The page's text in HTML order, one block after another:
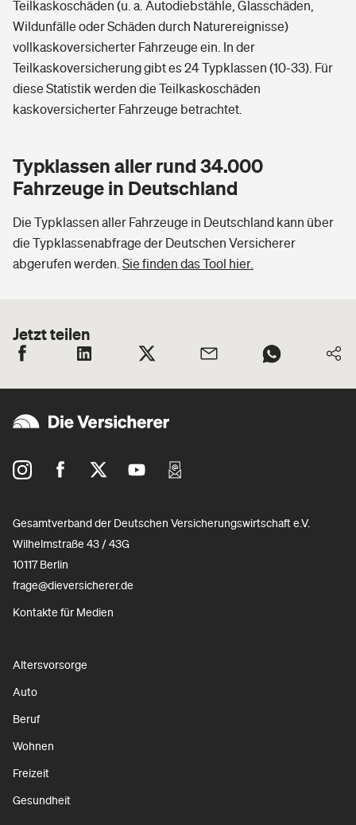
Teilkaskoschäden (u. a. Autodiebstähle, Glasschäden,
Wildunfälle oder Schäden durch Naturereignisse)
vollkaskoversicherter Fahrzeuge ein. In der
Teilkaskoversicherung gibt es 24 Typklassen (10-33). Für
diese Statistik werden die Teilkaskoschäden
kaskoversicherter Fahrzeuge betrachtet.
Typklassen aller rund 34.000
Fahrzeuge in Deutschland
Die Typklassen aller Fahrzeuge in Deutschland kann über
die Typklassenabfrage der Deutschen Versicherer
abgerufen werden. Sie finden das Tool hier.
Jetzt teilen
Gesamtverband der Deutschen Versicherungswirtschaft e.V.
Wilhelmstraße 43 / 43G
10117 Berlin
frage@dieversicherer.de
Kontakte für Medien
Altersvorsorge
Auto
Beruf
Wohnen
Freizeit
Gesundheit